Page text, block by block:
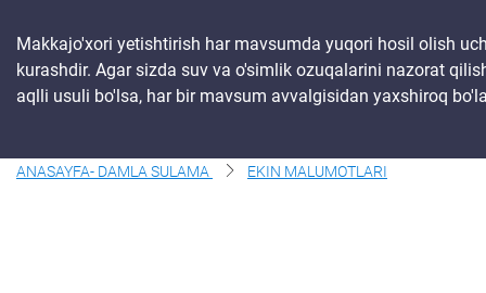
Haqimizda
Biz Bilan Boglaning
Makkajo'xori yetishtirish har mavsumda yuqori hosil olish
kurashdir. Agar sizda suv va o'simlik ozuqalarini nazorat
aqlli usuli bo'lsa, har bir mavsum avvalgisidan yaxshiroq
ANASAYFA- DAMLA SULAMA EKIN MALUMOTLARI